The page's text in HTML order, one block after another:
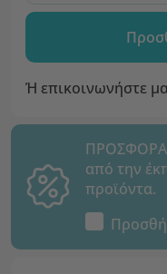
Ή επικοινωνήστε
ΠΡΟΣΦΟΡΑ
από την
προϊόντα.